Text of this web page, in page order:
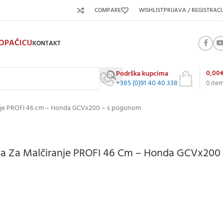
COMPARE WISHLISTPRIJAVA /
KONTAKT
Podrška kupcima
+385 (0)91 40 40 338
0
0,00
PROFI 46 cm – Honda GCVx200 – s pogonom
Za Malčiranje PROFI 46 Cm – Honda GCVx200